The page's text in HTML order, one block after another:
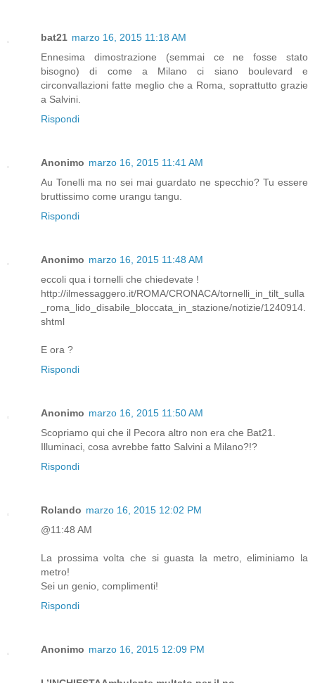
bat21 marzo 16, 2015 11:18 AM
Ennesima dimostrazione (semmai ce ne fosse stato
bisogno) di come a Milano ci siano boulevard e
circonvallazioni fatte meglio che a Roma, soprattutto grazie
a Salvini.
Rispondi
Anonimo marzo 16, 2015 11:41 AM
Au Tonelli ma no sei mai guardato ne specchio? Tu essere
bruttissimo come urangu tangu.
Rispondi
Anonimo marzo 16, 2015 11:48 AM
eccoli qua i tornelli che chiedevate !
http://ilmessaggero.it/ROMA/CRONACA/tornelli_in_tilt_sulla
_roma_lido_disabile_bloccata_in_stazione/notizie/1240914.
shtml
E ora ?
Rispondi
Anonimo marzo 16, 2015 11:50 AM
Scopriamo qui che il Pecora altro non era che Bat21.
Illuminaci, cosa avrebbe fatto Salvini a Milano?!?
Rispondi
Rolando marzo 16, 2015 12:02 PM
@11:48 AM
La prossima volta che si guasta la metro, eliminiamo la
metro!
Sei un genio, complimenti!
Rispondi
Anonimo marzo 16, 2015 12:09 PM